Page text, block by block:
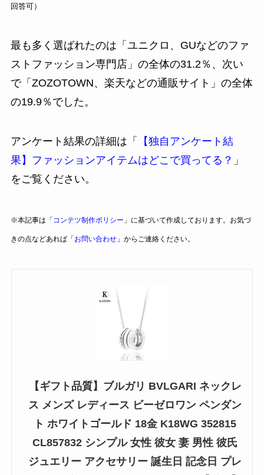
回答可）
最も多く選ばれたのは「ユニクロ、GUなどのファ
ストファッション専門店」の全体の31.2％、次い
で「ZOZOTOWN、楽天などの通販サイト」の全体
の19.9％でした。
アンケート結果の詳細は「
【独自アンケート結
果】ファッションアイテムはどこで買ってる？ 」
をご覧ください。
※本記事は「 コンテツ制作ポリシー 」に基づいて作成しております。お気づ
きの点などあれば「 お問い合わせ」からご連絡ください。
【ギフト品質】ブルガリ BVLGARI ネックレ
ス メンズ レディース ビーゼロワン ペンダン
ト ホワイトゴールド 18金 K18WG 352815
CL857832 シンプル 女性 彼女 妻 男性 彼氏
ジュエリー アクセサリー 誕生日 記念日 プレ